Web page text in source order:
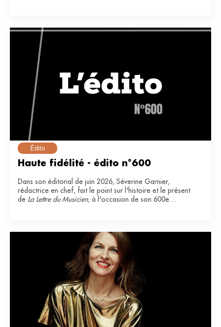
Édito
Haute fidélité - édito n°600
Dans son éditorial de juin 2026, Séverine Garnier,
rédactrice en chef, fait le point sur l'histoire et le présent
de La Lettre du Musicien, à l'occasion de son 600e